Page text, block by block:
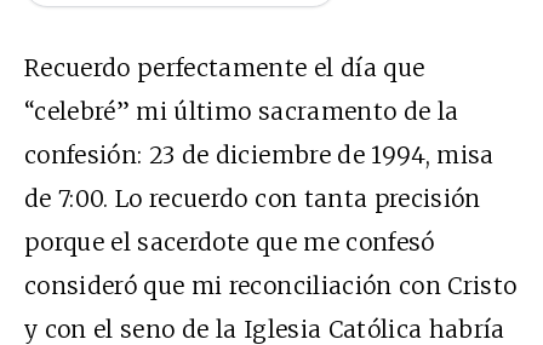
Recuerdo perfectamente el día que
“celebré” mi último sacramento de la
confesión: 23 de diciembre de 1994, misa
de 7:00. Lo recuerdo con tanta precisión
porque el sacerdote que me confesó
consideró que mi reconciliación con Cristo
y con el seno de la Iglesia Católica habría